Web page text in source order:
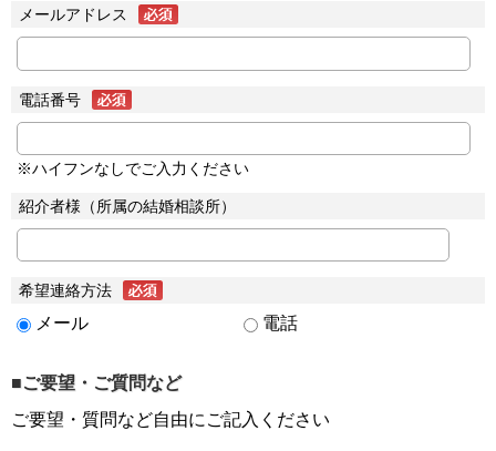
メールアドレス
電話番号
※ハイフンなしでご入力ください
紹介者様（所属の結婚相談所）
希望連絡方法
メール 電話
■ご要望・ご質問など
ご要望・質問など自由にご記入ください